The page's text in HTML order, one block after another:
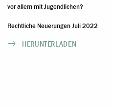
vor allem mit Jugendlichen?
Rechtliche Neuerungen Juli 2022
HERUNTERLADEN